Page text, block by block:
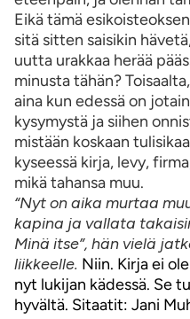
Eikä tämä
sitä sitten saisikin
uutta urakkaa herää
minusta tähän?
aina kun edessä on
kysymystä ja siihen
mistään koskaan
kyseessä kirja, levy,
mikä tahansa muu.
“Nyt on aika murtaa
kapina ja vallata
Minä itse”, hän vielä
liikkeelle. Niin. Kirja ei
nyt lukijan kädessä. Se
hyvältä. Sitaatit: Jani